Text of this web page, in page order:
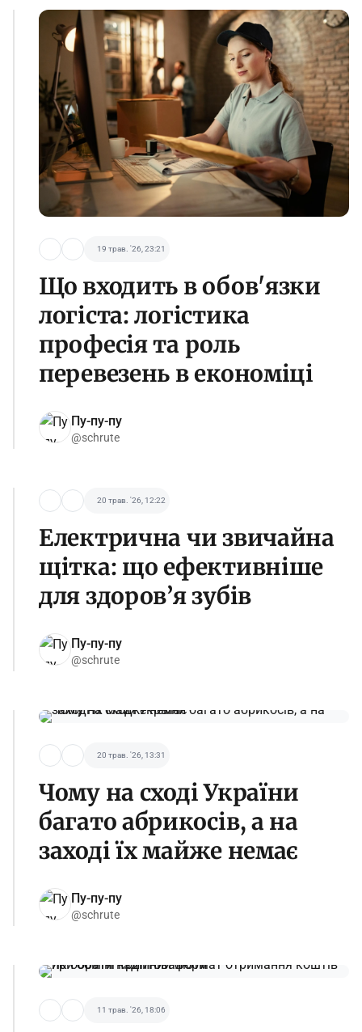
19 трав. '26, 23:21
Що входить в обов'язки
логіста: логістика
професія та роль
перевезень в економіці
Пу-пу-пу
@schrute
20 трав. '26, 12:22
Електрична чи звичайна
щітка: що ефективніше
для здоров’я зубів
Пу-пу-пу
@schrute
20 трав. '26, 13:31
Чому на сході України
багато абрикосів, а на
заході їх майже немає
Пу-пу-пу
@schrute
11 трав. '26, 18:06